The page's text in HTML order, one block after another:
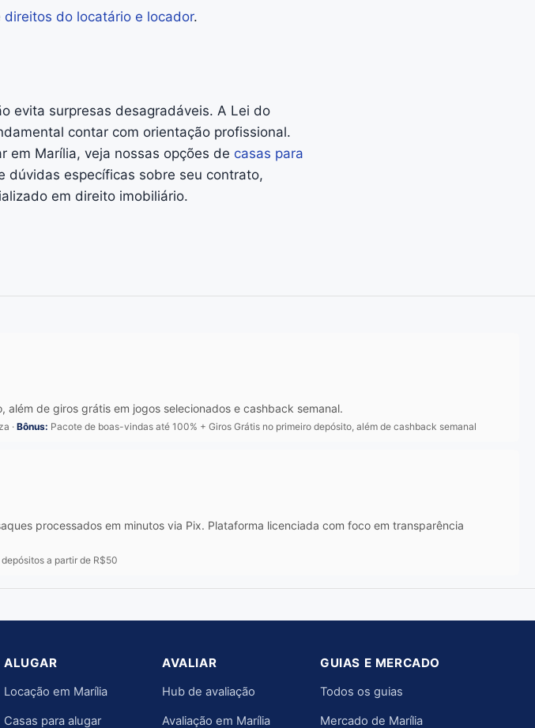
direitos do locatário e locador.
evita surpresas desagradáveis. A Lei do
contar com orientação profissional.
em Marília, veja nossas opções de casas para
dúvidas específicas sobre seu contrato,
em direito imobiliário.
de giros grátis em jogos selecionados e cashback semanal.
· Bônus: Pacote de boas-vindas até 100% + Giros Grátis no primeiro depósito, além de cashback semanal
processados em minutos via Pix. Plataforma licenciada com foco em transparência
a partir de R$50
ALUGAR
Locação em Marília
Casas para alugar
AVALIAR
Hub de avaliação
Avaliação em Marília
GUIAS E MERCADO
Todos os guias
Mercado de Marília